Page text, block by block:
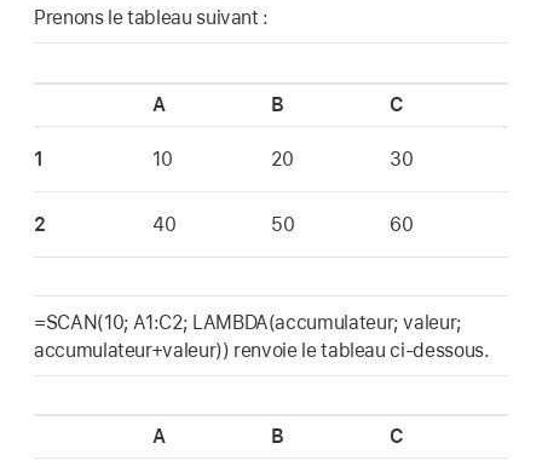
Prenons le tableau suivant :
A B C
1 10 20 30
2 40 50 60
=SCAN(10; A1:C2; LAMBDA(accumulateur; valeur;
accumulateur+valeur)) renvoie le tableau ci-dessous.
A B C